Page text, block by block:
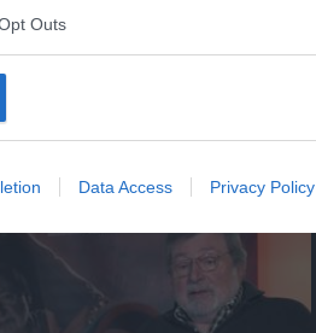
Outs
Data Access Privacy Policy
ad Assisi: cori e